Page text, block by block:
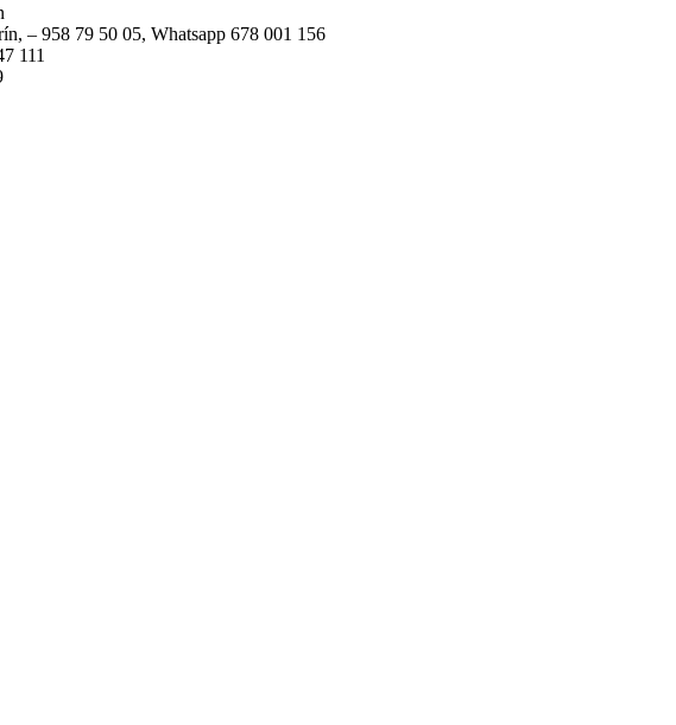
– 958 79 50 05, Whatsapp 678 001 156
111